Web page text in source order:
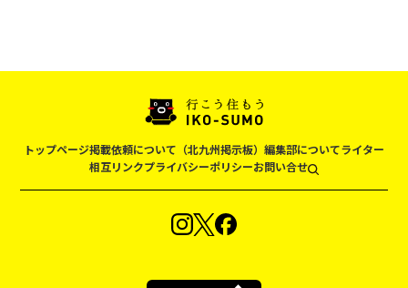
トップページ掲載依頼について（北九州掲示板） 編集部についてライター
相互リンクプライバシーポリシーお問い合せ